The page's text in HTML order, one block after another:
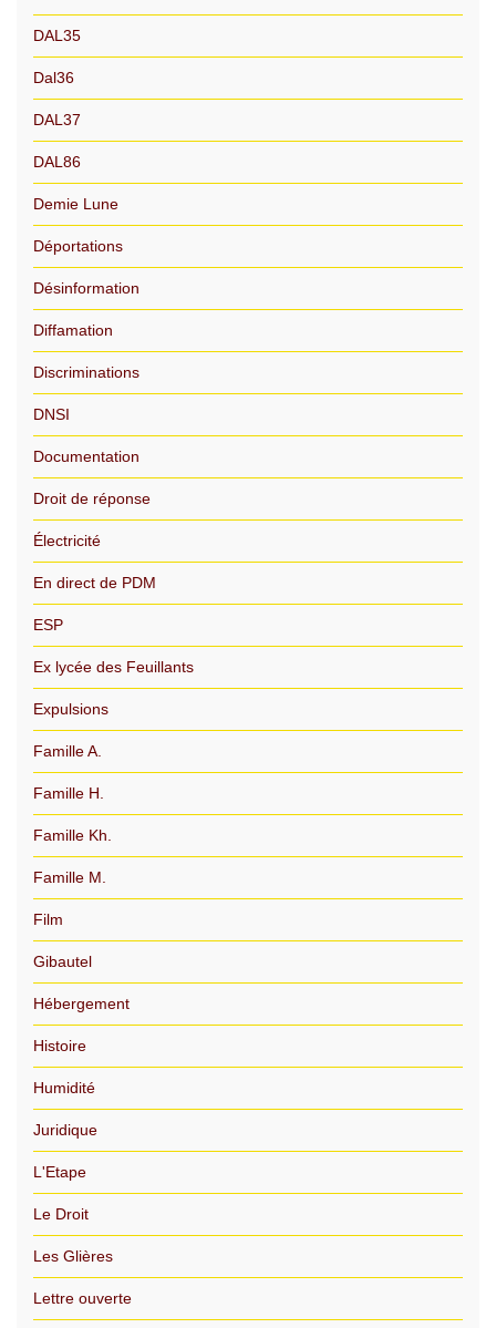
DAL35
Dal36
DAL37
DAL86
Demie Lune
Déportations
Désinformation
Diffamation
Discriminations
DNSI
Documentation
Droit de réponse
Électricité
En direct de PDM
ESP
Ex lycée des Feuillants
Expulsions
Famille A.
Famille H.
Famille Kh.
Famille M.
Film
Gibautel
Hébergement
Histoire
Humidité
Juridique
L'Etape
Le Droit
Les Glières
Lettre ouverte